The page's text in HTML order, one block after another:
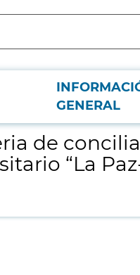
GENERAL
Hospital Universitario “La Paz-
de
“La